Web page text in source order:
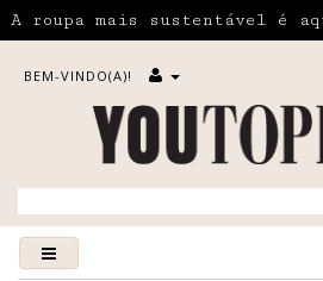
A roupa mais sustentável é
BEM-VINDO(A)!